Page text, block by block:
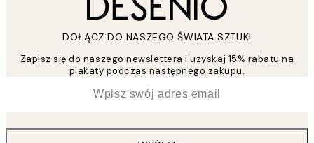
DOŁĄCZ DO NASZEGO ŚWIATA SZTUKI
Zapisz się do naszego newslettera i uzyskaj 15% rabatu na
plakaty podczas następnego zakupu.